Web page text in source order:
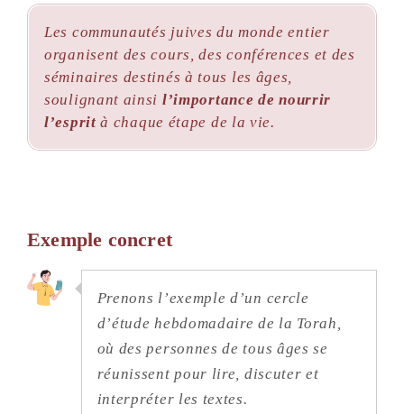
Les communautés juives du monde entier
organisent des cours, des conférences et des
séminaires destinés à tous les âges,
soulignant ainsi l’importance de nourrir
l’esprit à chaque étape de la vie.
Exemple concret
Prenons l’exemple d’un cercle
d’étude hebdomadaire de la Torah,
où des personnes de tous âges se
réunissent pour lire, discuter et
interpréter les textes.